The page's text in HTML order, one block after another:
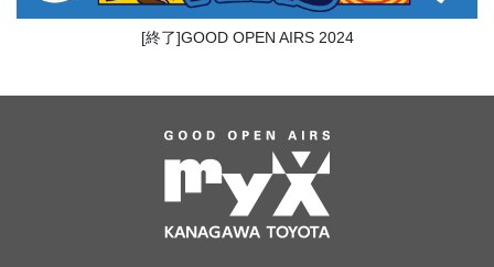
[終了]GOOD OPEN AIRS 2024